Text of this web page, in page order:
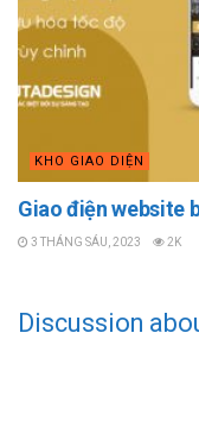
KHO GIAO DIỆN
Giao điện website
3 THÁNG SÁU, 2023 2K
Discussion